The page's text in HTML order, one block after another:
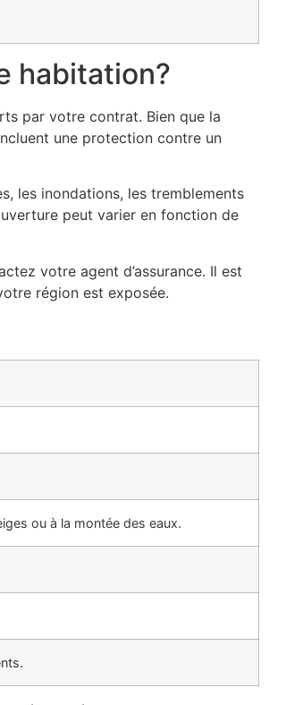
habitation?
par votre contrat. Bien que la
une protection contre un
les inondations, les tremblements
peut varier en fonction de
votre agent d’assurance. Il est
région est exposée.
ou à la montée des eaux.